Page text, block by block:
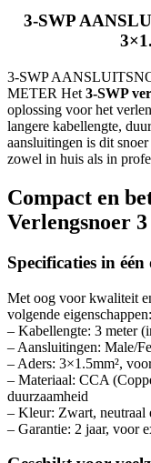
aantal
3-SWP
3-SWP
METER Het 3-SWP
oplossing voor het
langere kabellengte,
aansluitingen is dit
zowel in huis als in
Compact en
Verlengsnoer
Specificaties in één
Met oog voor kwaliteit
volgende eigenschappen:
– Kabellengte: 3 meter
– Aansluitingen: Male/
– Aders: 3×1.5mm²,
– Materiaal: CCA
duurzaamheid
– Kleur: Zwart, neutraal
– Garantie: 2 jaar, voor